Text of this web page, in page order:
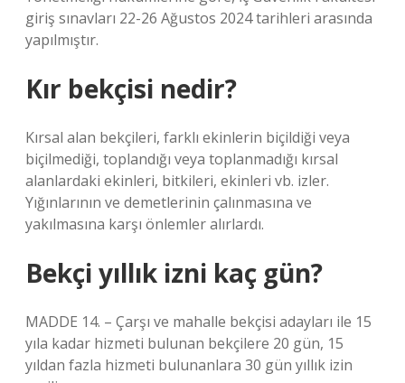
giriş sınavları 22-26 Ağustos 2024 tarihleri ​​arasında
yapılmıştır.
Kır bekçisi nedir?
Kırsal alan bekçileri, farklı ekinlerin biçildiği veya
biçilmediği, toplandığı veya toplanmadığı kırsal
alanlardaki ekinleri, bitkileri, ekinleri vb. izler.
Yığınlarının ve demetlerinin çalınmasına ve
yakılmasına karşı önlemler alırlardı.
Bekçi yıllık izni kaç gün?
MADDE 14. – Çarşı ve mahalle bekçisi adayları ile 15
yıla kadar hizmeti bulunan bekçilere 20 gün, 15
yıldan fazla hizmeti bulunanlara 30 gün yıllık izin